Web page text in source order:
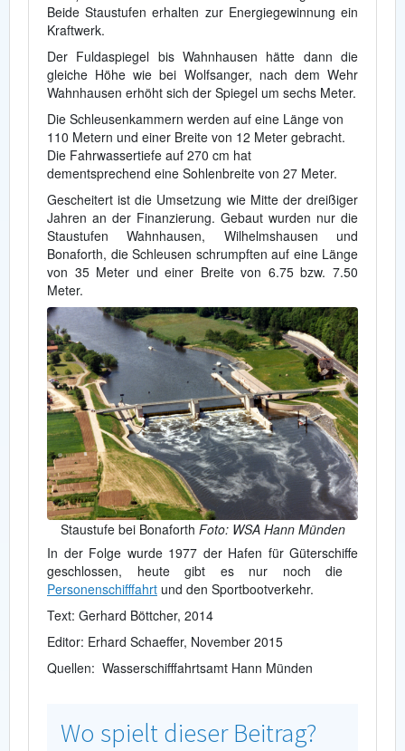
Beide Staustufen erhalten zur Energiegewinnung ein
Kraftwerk.
Der Fuldaspiegel bis Wahnhausen hätte dann die
gleiche Höhe wie bei Wolfsanger, nach dem Wehr
Wahnhausen erhöht sich der Spiegel um sechs Meter.
Die Schleusenkammern werden auf eine Länge von
110 Metern und einer Breite von 12 Meter gebracht.
Die Fahrwassertiefe auf 270 cm hat
dementsprechend eine Sohlenbreite von 27 Meter.
Gescheitert ist die Umsetzung wie Mitte der dreißiger
Jahren an der Finanzierung. Gebaut wurden nur die
Staustufen Wahnhausen, Wilhelmshausen und
Bonaforth, die Schleusen schrumpften auf eine Länge
von 35 Meter und einer Breite von 6.75 bzw. 7.50
Meter.
Staustufe bei Bonaforth Foto: WSA Hann Münden
In der Folge wurde 1977 der Hafen für Güterschiffe
geschlossen, heute gibt es nur noch die
Personenschifffahrt und den Sportbootverkehr.
Text: Gerhard Böttcher, 2014
Editor: Erhard Schaeffer, November 2015
Quellen: Wasserschifffahrtsamt Hann Münden
Wo spielt dieser Beitrag?